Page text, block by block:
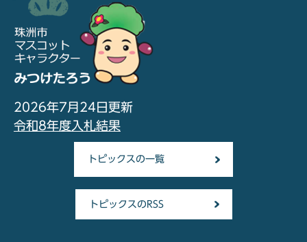
2026年7月24日更新
令和8年度入札結果
トピックスの一覧
トピックスのRSS